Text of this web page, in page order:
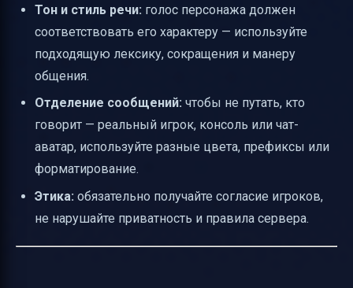
Тон и стиль речи: голос персонажа должен
соответствовать его характеру — используйте
подходящую лексику, сокращения и манеру
общения.
Отделение сообщений: чтобы не путать, кто
говорит — реальный игрок, консоль или чат-
аватар, используйте разные цвета, префиксы или
форматирование.
Этика: обязательно получайте согласие игроков,
не нарушайте приватность и правила сервера.